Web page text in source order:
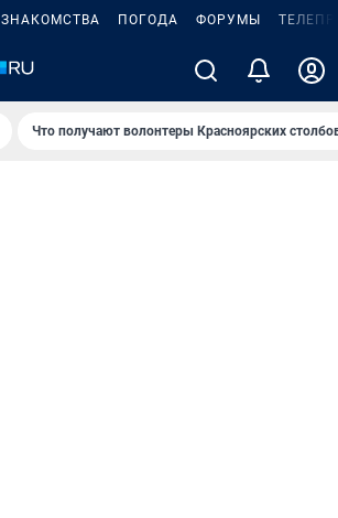
ЗНАКОМСТВА ПОГОДА ФОРУМЫ
Что получают волонтеры Красноярских